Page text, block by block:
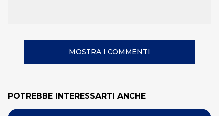
MOSTRA I COMMENTI
POTREBBE INTERESSARTI ANCHE